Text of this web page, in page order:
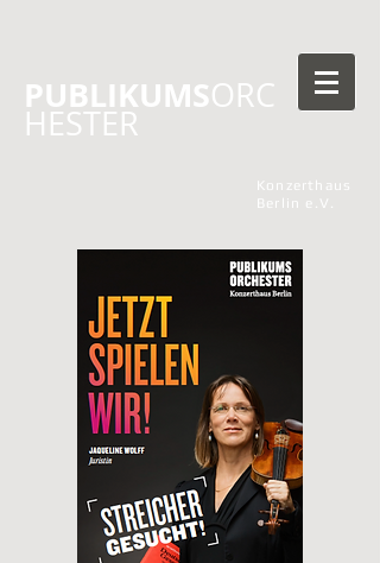
PUBLIKUMSORC
HESTER
Konzerthaus
Berlin e.V.